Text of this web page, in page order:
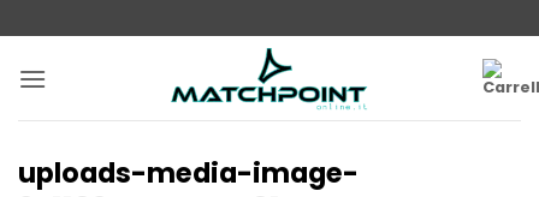
ai
contenuti
uploads-media-image-